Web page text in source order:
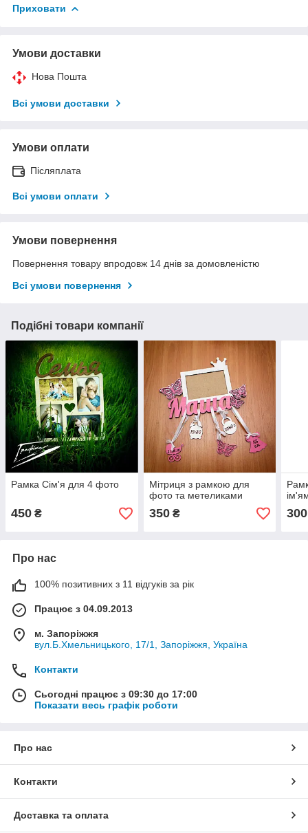
Приховати
Умови доставки
Нова Пошта
Всі умови доставки
Умови оплати
Післяплата
Всі умови оплати
Умови повернення
Повернення товару впродовж 14 днів за домовленістю
Всі умови повернення
Подібні товари компанії
Рамка Сім'я для 4 фото
450 ₴
Мітриця з рамкою для
фото та метеликами
350₴ 300
Про нас
100% позитивних з 11 відгуків за рік
Працює з 04.09.2013
м. Запоріжжя
вул.Б.Хмельницького, 17/1, Запоріжжя, Україна
Контакти
Сьогодні працює з 09:30 до 17:00
Показати весь графік роботи
Про нас
Контакти
Доставка та оплата